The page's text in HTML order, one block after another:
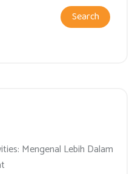
Search
Mengenal Lebih Dalam